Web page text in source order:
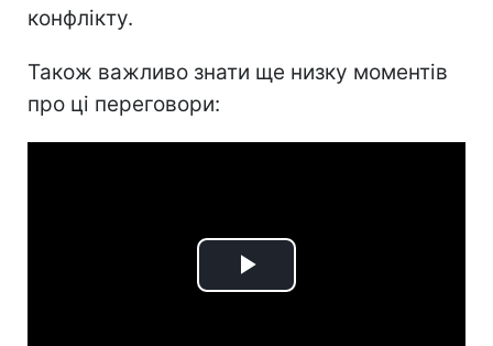
конфлікту.
Також важливо знати ще низку моментів
про ці переговори:
Play